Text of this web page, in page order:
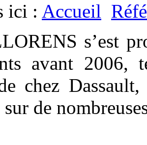
ici : Accueil
s’est
avant
chez
de